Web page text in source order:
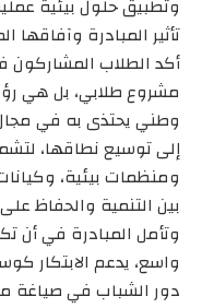
وتطبيق حلول بيئية
تأثير المبادرة وآفاقها
أكد الطلاب المشاركون
مشروع طلابي، بل هي
وطني يحتذى به في
إلى توسيع نطاقها،
ومنظمات بيئية،
بين التنمية والحفاظ على
وتأمل المبادرة في أن
واسع، يدعم الابتكار
دور الشباب في صياغة